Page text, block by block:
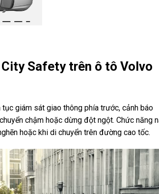
Safety trên ô tô Volvo
giám sát giao thông phía trước, cảnh báo
chậm hoặc dừng đột ngột. Chức năng
hoặc khi di chuyển trên đường cao tốc.